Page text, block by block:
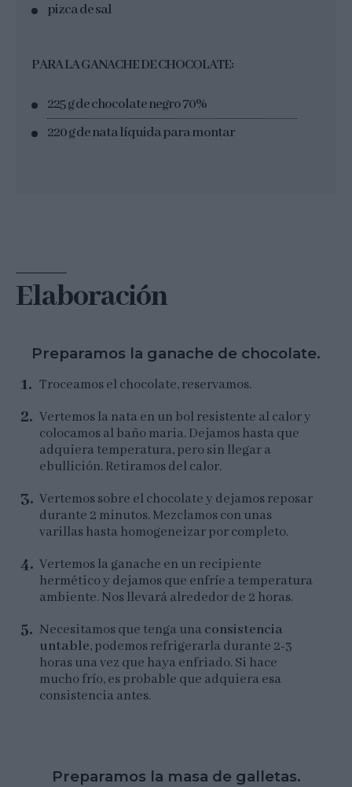
pizca de sal
PARA LA GANACHE DE CHOCOLATE:
225 g de chocolate negro 70%
220 g de nata líquida para montar
Elaboración
Preparamos la ganache de chocolate.
Troceamos el chocolate, reservamos.
Vertemos la nata en un bol resistente al calor y
colocamos al baño maria. Dejamos hasta que
adquiera temperatura, pero sin llegar a
ebullición. Retiramos del calor.
Vertemos sobre el chocolate y dejamos reposar
durante 2 minutos. Mezclamos con unas
varillas hasta homogeneizar por completo.
Vertemos la ganache en un recipiente
hermético y dejamos que enfríe a temperatura
ambiente. Nos llevará alrededor de 2 horas.
Necesitamos que tenga unaconsistencia
untable, podemos refrigerarla durante 2-3
horas una vez que haya enfriado. Si hace
mucho frío, es probable que adquiera esa
consistencia antes.
Preparamos la masa de galletas.